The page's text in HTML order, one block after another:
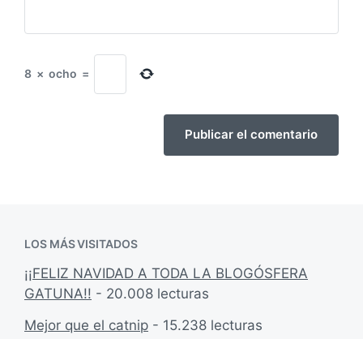
8 × ocho =
LOS MÁS VISITADOS
¡¡FELIZ NAVIDAD A TODA LA BLOGÓSFERA
GATUNA!! - 20.008 lecturas
Mejor que el catnip - 15.238 lecturas